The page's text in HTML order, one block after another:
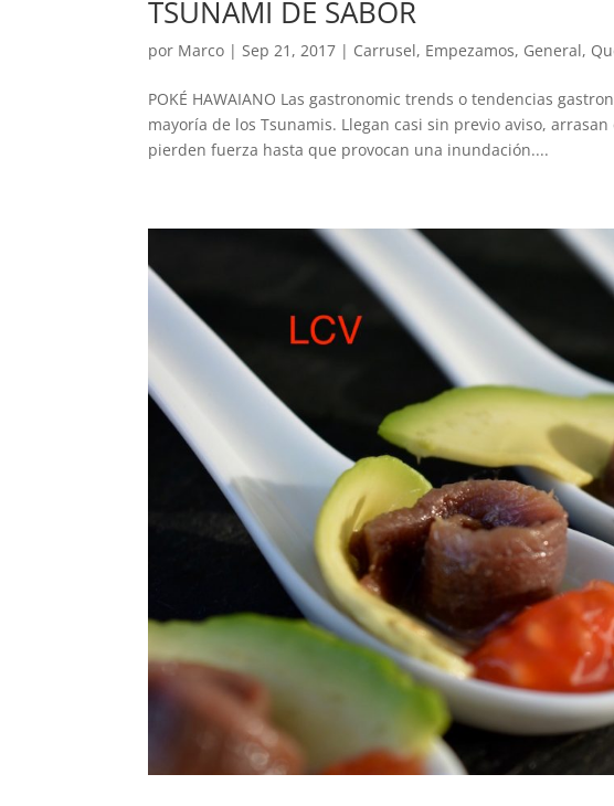
TSUNAMI DE SABOR
por Marco | Sep 21, 2017 | Carrusel, Empezamos, General,
POKÉ HAWAIANO Las gastronomic trends o tendencias
mayoría de los Tsunamis. Llegan casi sin previo aviso,
pierden fuerza hasta que provocan una inundación....